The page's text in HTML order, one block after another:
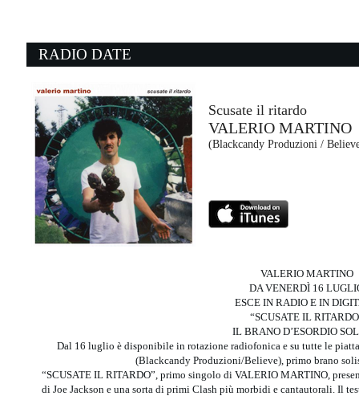
05:05:34
Warner Music (WMG)
04:58:52
Aria
ARGY & OMNYA
Afterlife (-)
RADIO DATE
Scusate il ritardo
VALERIO MARTINO
(Blackcandy Produzioni /
VALERIO MARTINO
DA VENERDÌ 16
ESCE IN RADIO E IN
“SCUSATE IL
IL BRANO D’ESORDIO
Dal 16 luglio è disponibile in rotazione radiofonica e su tutte le
(Blackcandy Produzioni/Believe), primo brano
“SCUSATE IL RITARDO”, primo singolo di VALERIO MARTINO,
di Joe Jackson e una sorta di primi Clash più morbidi e cantautorali. Il